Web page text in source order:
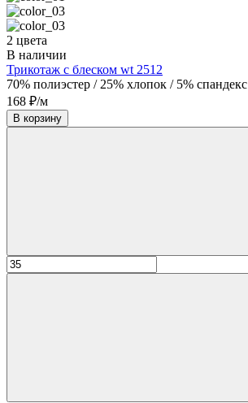
2 цвета
В наличии
Трикотаж с блеском wt 2512
70% полиэстер / 25% хлопок / 5% спандекс
168 ₽/м
В корзину